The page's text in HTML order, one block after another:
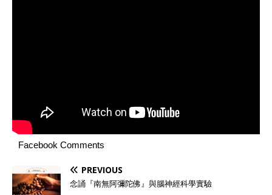
Facebook Comments
PREVIOUS
念誦『南無阿彌陀佛』與腦神經科學實驗